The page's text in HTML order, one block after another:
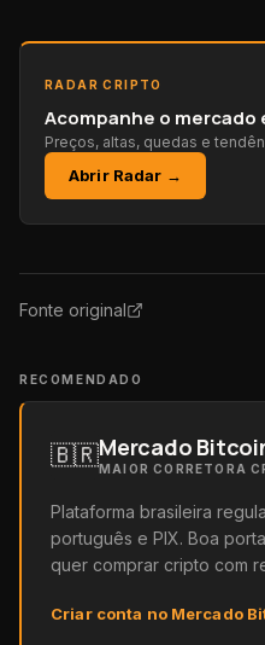
RADAR CRIPTO
Acompanhe o mercado
Preços, altas, quedas e
Abrir Radar →
Fonte original
RECOMENDADO
🇧🇷Mercado
MAIOR CORRETORA
Plataforma brasileira
português e PIX. Boa
quer comprar cripto com
Criar conta no Mercado